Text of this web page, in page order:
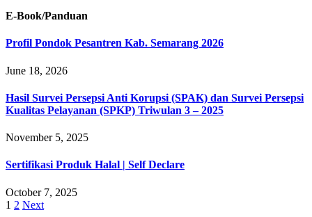
E-Book/Panduan
Profil Pondok Pesantren Kab. Semarang 2026
June 18, 2026
Hasil Survei Persepsi Anti Korupsi (SPAK) dan Survei Persepsi
Kualitas Pelayanan (SPKP) Triwulan 3 – 2025
November 5, 2025
Sertifikasi Produk Halal | Self Declare
October 7, 2025
1 2 Next